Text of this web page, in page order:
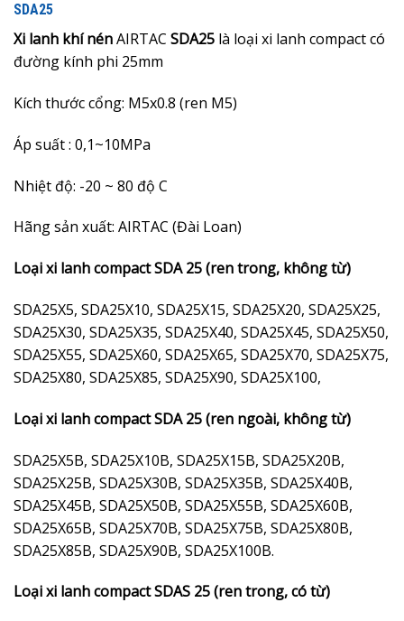
SDA25
Xi lanh khí nénAIRTAC SDA25 là loại xi lanh compact có
đường kính phi 25mm
Kích thước cổng: M5x0.8 (ren M5)
Áp suất : 0,1~10MPa
Nhiệt độ: -20 ~ 80 độ C
Hãng sản xuất: AIRTAC (Đài Loan)
Loại xi lanh compact SDA 25 (ren trong, không từ)
SDA25X5, SDA25X10, SDA25X15, SDA25X20, SDA25X25,
SDA25X30, SDA25X35, SDA25X40, SDA25X45, SDA25X50,
SDA25X55, SDA25X60, SDA25X65, SDA25X70, SDA25X75,
SDA25X80, SDA25X85, SDA25X90, SDA25X100,
Loại xi lanh compact SDA 25 (ren ngoài, không từ)
SDA25X5B, SDA25X10B, SDA25X15B, SDA25X20B,
SDA25X25B, SDA25X30B, SDA25X35B, SDA25X40B,
SDA25X45B, SDA25X50B, SDA25X55B, SDA25X60B,
SDA25X65B, SDA25X70B, SDA25X75B, SDA25X80B,
SDA25X85B, SDA25X90B, SDA25X100B.
Loại xi lanh compact SDAS 25 (ren trong, có từ)